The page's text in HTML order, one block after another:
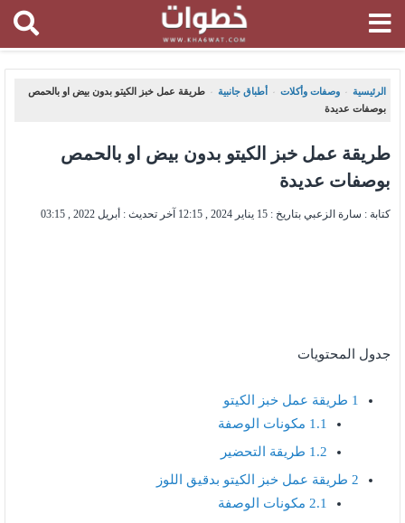
الرئيسية ، وصفات وأكلات ، أطباق جانبية ،
طريقة عمل خبز الكيتو بدون بيض او بالحمص
بوصفات عديدة
طريقة عمل خبز الكيتو بدون بيض او بالحمص
بوصفات عديدة
كتابة : سارة الزعبي بتاريخ : 15 يناير 2024 , 12:15 آخر تحديث : أبريل 2022 , 03:15
جدول المحتويات
1 طريقة عمل خبز الكيتو
1.1 مكونات الوصفة
1.2 طريقة التحضير
2 طريقة عمل خبز الكيتو بدقيق اللوز
2.1 مكونات الوصفة